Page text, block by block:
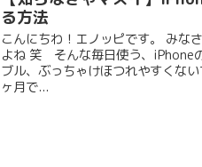
る方法
こんにちわ！エノッピです。 みな
よね 笑 そんな毎日使う、iPhone
ブル、ぶっちゃけほつれやすくな
ヶ月で...